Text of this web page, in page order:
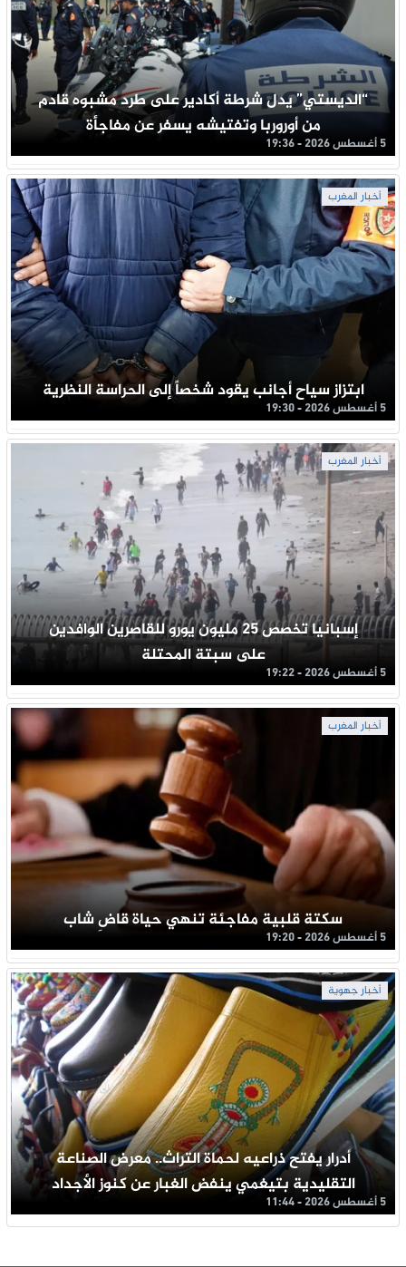
“الديستي” يدل شرطة أكادير على طرد مشبوه قادم
من أوروربا وتفتيشه يسفر عن مفاجأة
5 أغسطس 2026 - 19:36
أخبار المغرب
ابتزاز سياح أجانب يقود شخصاً إلى الحراسة النظرية
5 أغسطس 2026 - 19:30
أخبار المغرب
إسبانيا تخصص 25 مليون يورو للقاصرين الوافدين
على سبتة المحتلة
5 أغسطس 2026 - 19:22
أخبار المغرب
سكتة قلبية مفاجئة تنهي حياة قاضِ شاب
5 أغسطس 2026 - 19:20
أخبار جهوية
أدرار يفتح ذراعيه لحماة التراث.. معرض الصناعة
التقليدية بتيغمي ينفض الغبار عن كنوز الأجداد
5 أغسطس 2026 - 11:44